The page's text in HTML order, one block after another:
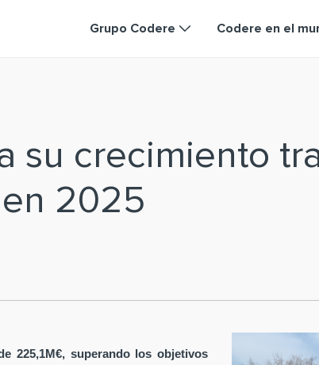
Grupo Codere Codere en el
su crecimiento
en 2025
225,1M€, superando los objetivos